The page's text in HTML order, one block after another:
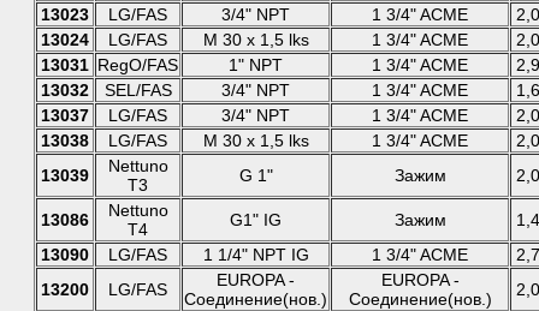
13023
LG/FAS 3/4" NPT 1 3/4" ACME
2,0
13024
LG/FAS M 30 x 1,5 lks 1 3/4" ACME
2,0
13031 RegO/FAS 1" NPT 1 3/4" ACME
2,9
13032
SEL/FAS 3/4" NPT 1 3/4" ACME
1,6
13037
LG/FAS 3/4" NPT 1 3/4" ACME
2,0
13038
LG/FAS M 30 x 1,5 lks 1 3/4" ACME
2,0
13039
Nettuno
T3
G 1" Зажим 2,0
13086
Nettuno
T4
G1" IG Зажим
1,4
13090
LG/FAS 1 1/4" NPT IG 1 3/4" ACME
2,7
13200
LG/FAS
EUROPA -
Соединение(нов.)
EUROPA -
Соединение(нов.)
2,0